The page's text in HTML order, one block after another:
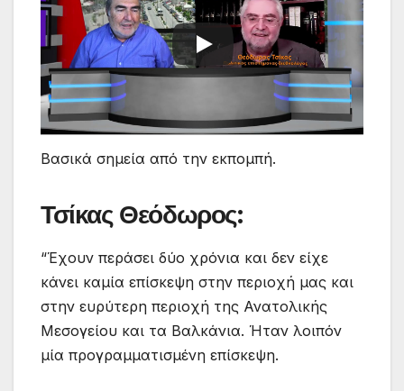
Βασικά σημεία από την εκπομπή.
Τσίκας Θεόδωρος:
“Έχουν περάσει δύο χρόνια και δεν είχε
κάνει καμία επίσκεψη στην περιοχή μας και
στην ευρύτερη περιοχή της Ανατολικής
Μεσογείου και τα Βαλκάνια. Ήταν λοιπόν
μία προγραμματισμένη επίσκεψη.